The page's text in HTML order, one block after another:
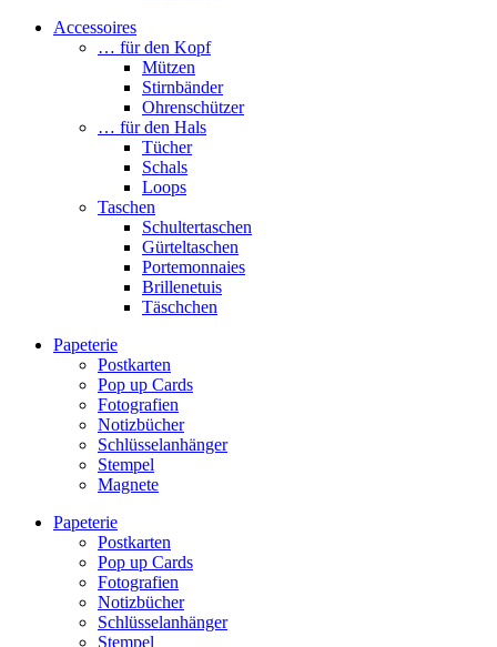
Accessoires
… für den Kopf
Mützen
Stirnbänder
Ohrenschützer
… für den Hals
Tücher
Schals
Loops
Taschen
Schultertaschen
Gürteltaschen
Portemonnaies
Brillenetuis
Täschchen
Papeterie
Postkarten
Pop up Cards
Fotografien
Notizbücher
Schlüsselanhänger
Stempel
Magnete
Papeterie
Postkarten
Pop up Cards
Fotografien
Notizbücher
Schlüsselanhänger
Stempel